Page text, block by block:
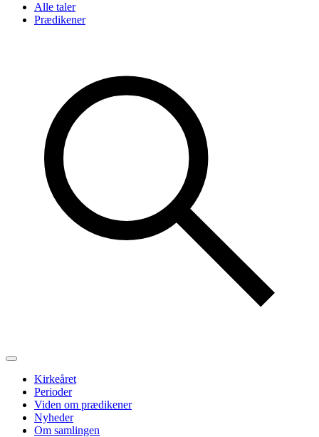
Alle taler
Prædikener
Kirkeåret
Perioder
Viden om prædikener
Nyheder
Om samlingen